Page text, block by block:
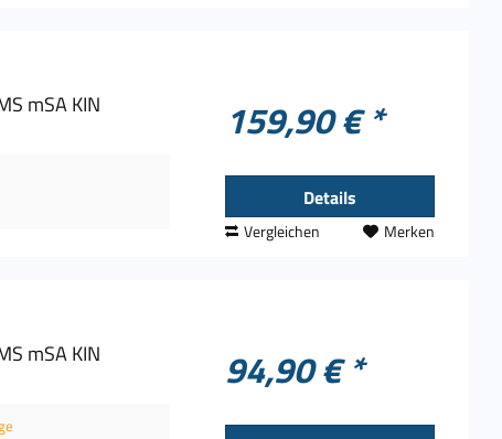
mSA KIN 159,90 € *
Details
Vergleichen Merken
mSA KIN 94,90 € *